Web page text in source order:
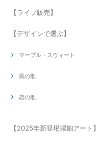
【ライブ販売】
【デザインで選ぶ】
マーブル・スウィート
風の歌
恋の歌
【2025年新登場螺鈿アート】